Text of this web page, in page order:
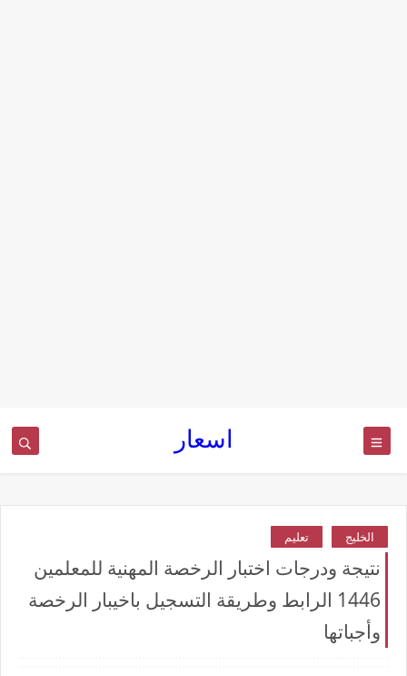
اسعار
الخليج تعليم
نتيجة ودرجات اختبار الرخصة المهنية للمعلمين
1446 الرابط وطريقة التسجيل باخيبار الرخصة
وأجباتها